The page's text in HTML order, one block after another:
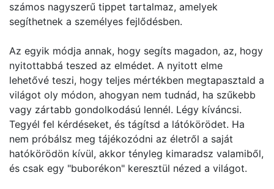
számos nagyszerű tippet tartalmaz, amelyek
segíthetnek a személyes fejlődésben.
Az egyik módja annak, hogy segíts magadon, az, hogy
nyitottabbá teszed az elmédet. A nyitott elme
lehetővé teszi, hogy teljes mértékben megtapasztald a
világot oly módon, ahogyan nem tudnád, ha szűkebb
vagy zártabb gondolkodású lennél. Légy kíváncsi.
Tegyél fel kérdéseket, és tágítsd a látókörödet. Ha
nem próbálsz meg tájékozódni az életről a saját
hatókörödön kívül, akkor tényleg kimaradsz valamiből,
és csak egy "buborékon" keresztül nézed a világot.